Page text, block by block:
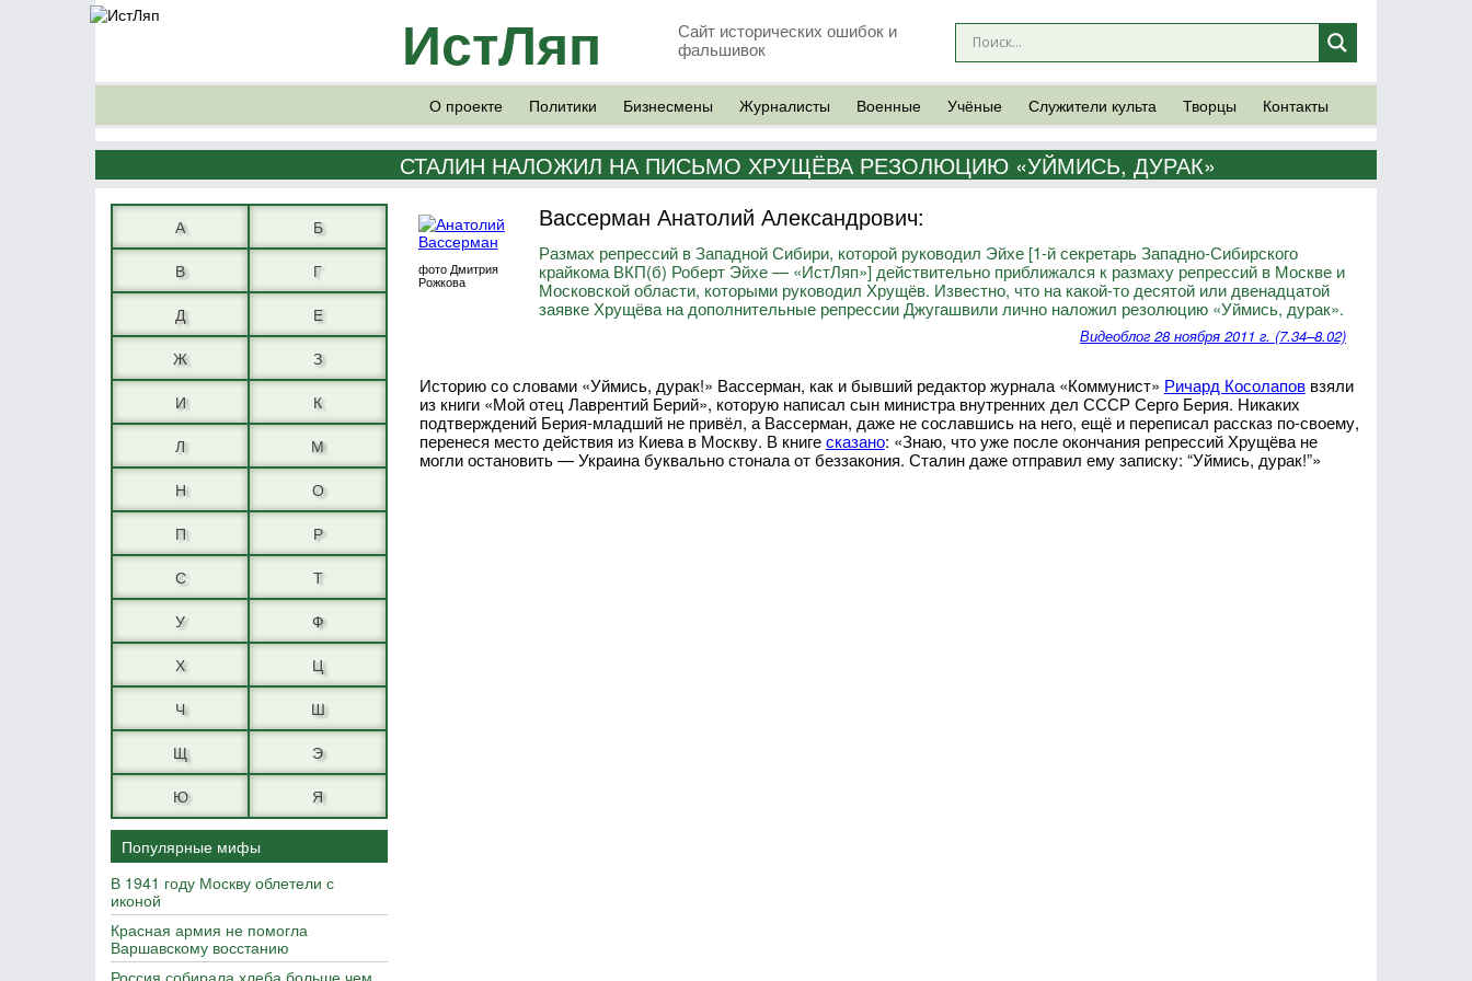
ИстЛяп
Сайт исторических ошибок и
фальшивок
О проекте Политики Бизнесмены Журналисты Военные Учёные Служители культа Творцы Контакты
СТАЛИН НАЛОЖИЛ НА ПИСЬМО ХРУЩЁВА РЕЗОЛЮЦИЮ «УЙМИСЬ, ДУРАК»
А
Б
В
Г
Д
Е
Ж
З
И
К
Л
М
Н
О
П
Р
С
Т
У
Ф
Х
Ц
Ч
Ш
Щ
Э
Ю
Я
Популярные мифы
В 1941 году Москву облетели с
иконой
Красная армия не помогла
Варшавскому восстанию
Россия собирала хлеба больше чем
фото Дмитрия
Рожкова
Вассерман Анатолий Александрович:
Размах репрессий в Западной Сибири, которой руководил Эйхе [1-й секретарь Западно-Сибирского
крайкома ВКП(б) Роберт Эйхе — «ИстЛяп»] действительно приближался к размаху репрессий в Москве и
Московской области, которыми руководил Хрущёв. Известно, что на какой-то десятой или двенадцатой
заявке Хрущёва на дополнительные репрессии Джугашвили лично наложил резолюцию «Уймись, дурак».
Видеоблог 28 ноября 2011 г. (7.34–8.02)
Историю со словами «Уймись, дурак!» Вассерман, как и бывший редактор журнала «Коммунист» Ричард Косолаповвзяли
из книги «Мой отец Лаврентий Берий», которую написал сын министра внутренних дел СССР Серго Берия. Никаких
подтверждений Берия-младший не привёл, а Вассерман, даже не сославшись на него, ещё и переписал рассказ по-своему,
перенеся место действия из Киева в Москву. В книгесказано: «Знаю, что уже после окончания репрессий Хрущёва не
могли остановить — Украина буквально стонала от беззакония. Сталин даже отправил ему записку: “Уймись, дурак!”»